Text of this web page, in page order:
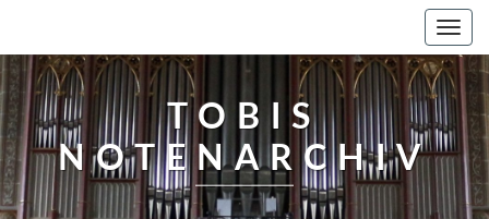
TOBIS
NOTENARCHIV